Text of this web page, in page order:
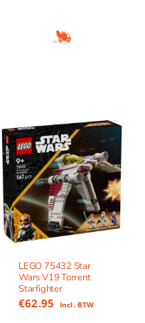
LEGO 75432 Star
Wars V19 Torrent
Starfighter
€62.95 Incl. BTW